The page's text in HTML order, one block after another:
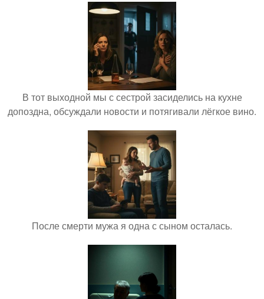
В тот выходной мы с сестрой засиделись на кухне
допоздна, обсуждали новости и потягивали лёгкое вино.
После смерти мужа я одна с сыном осталась.